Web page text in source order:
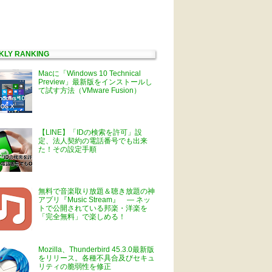
RANKING
Macに「Windows 10 Technical
Preview」最新版をインストールし
て試す方法（VMware Fusion）
【LINE】「IDの検索を許可」設
定、法人契約の電話番号でも出来
た！その設定手順
無料で音楽取り放題＆聴き放題の神
アプリ『Music Stream』 ― ネッ
トで公開されている邦楽・洋楽を
「完全無料」で楽しめる！
Mozilla、Thunderbird 45.3.0最新版
をリリース。各種不具合及びセキュ
リティの脆弱性を修正